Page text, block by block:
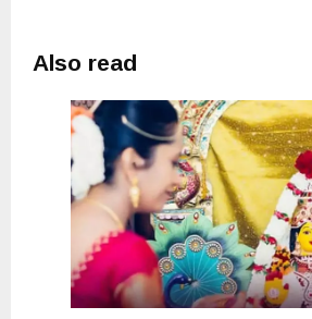
Also read